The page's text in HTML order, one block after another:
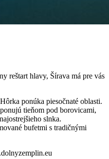
reštart hlavy, Šírava má pre vás
ponúka piesočnaté oblasti.
tieňom pod borovicami,
slnka.
bufetmi s tradičnými